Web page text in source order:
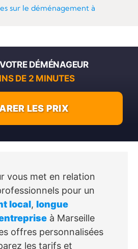
vous met en relation
pour un
local, longue
à Marseille
offres personnalisées
les tarifs et
sur le déménagement à
DÉMÉNAGEUR
DE 2 MINUTES
LES PRIX